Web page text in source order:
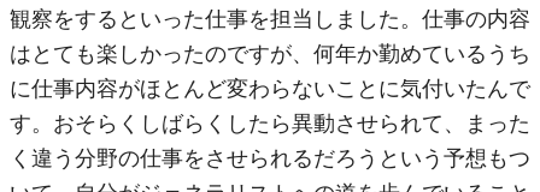
観察をするといった仕事を担当しました。仕事の内容
はとても楽しかったのですが、何年か勤めているうち
に仕事内容がほとんど変わらないことに気付いたんで
す。おそらくしばらくしたら異動させられて、まった
く違う分野の仕事をさせられるだろうという予想もつ